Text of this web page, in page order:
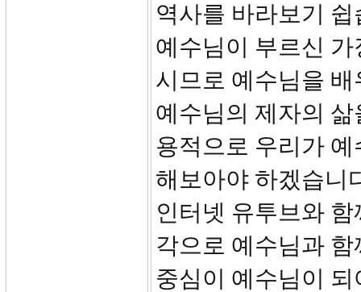
역사를 바라보기
예수님이 부르신
시므로 예수님을
예수님의 제자의
용적으로 우리가
해보아야 하겠습니
인터넷 유투브와
각으로 예수님과
중심이 예수님이